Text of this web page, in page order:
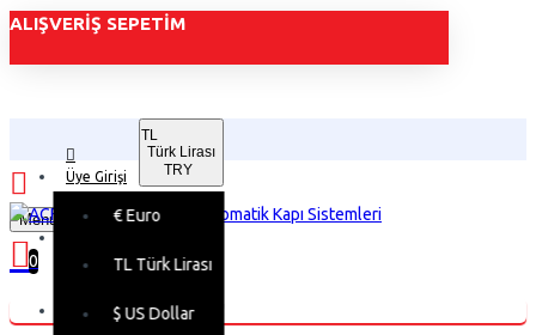
ALIŞVERIŞ SEPETIM
Üye Girişi
TL
Türk Lirası
TRY
€Euro
TL Türk Lirası
$ US Dollar
Menu
0
Alışveriş sepetiniz boş!